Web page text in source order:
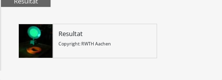
Resultat
Copyright: RWTH Aachen